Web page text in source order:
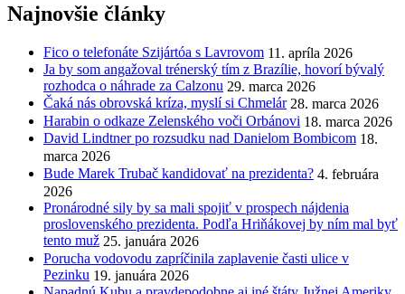
Najnovšie články
Fico o telefonáte Szijártóa s Lavrovom 11. apríla 2026
Ja by som angažoval trénerský tím z Brazílie, hovorí bývalý
rozhodca o náhrade za Calzonu 29. marca 2026
Čaká nás obrovská kríza, myslí si Chmelár 28. marca 2026
Harabin o odkaze Zelenského voči Orbánovi 18. marca 2026
David Lindtner po rozsudku nad Danielom Bombicom 18.
marca 2026
Bude Marek Trubač kandidovať na prezidenta? 4. februára
2026
Pronárodné sily by sa mali spojiť v prospech nájdenia
proslovenského prezidenta. Podľa Hriňákovej by ním mal byť
tento muž 25. januára 2026
Porucha vodovodu zapríčinila zaplavenie časti ulice v
Pezinku 19. januára 2026